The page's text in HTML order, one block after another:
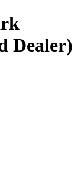
Dealer)